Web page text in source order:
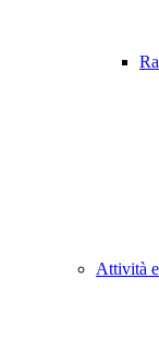
Attività